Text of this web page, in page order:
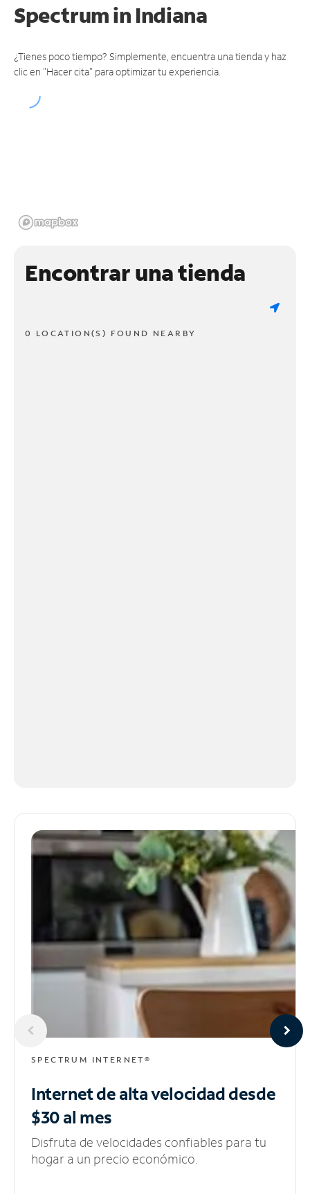
Spectrumin Indiana
¿Tienes poco tiempo? Simplemente, encuentra una tienda y haz
clic en "Hacer cita" para optimizar tu experiencia.
Encontrar una tienda
0 LOCATION(S) FOUND NEARBY
SPECTRUM INTERNET®
Internet de alta velocidaddesde
$30 al mes
Disfruta de velocidades confiables para tu
hogar a un precio económico.